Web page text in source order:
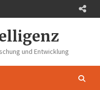
und Entwicklung